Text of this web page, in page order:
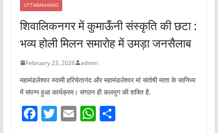
UTTARAKHAND
शिवालिकनगर में कुमाऊँनी संस्कृति की छटा :
भव्य होली मिलन समारोह में उमड़ा जनसैलाब
February 23, 2026 admin
महामंडलेश्वर स्वामी हरिचेतानंद और महामंडलेश्वर मां संतोषी माता के सानिध्य
में संपन्न हुआ कार्यक्रम। संगठन ही कलयुग की शक्ति है,
F T E W S